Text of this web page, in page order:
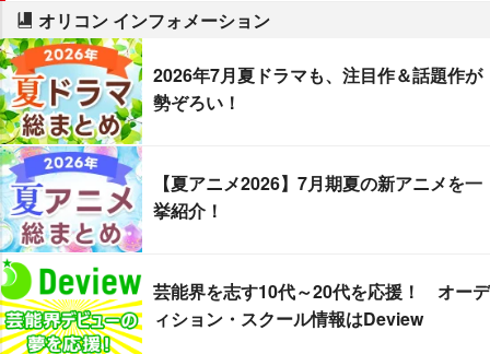
オリコン インフォメーション
2026年7月夏ドラマも、注目作＆話題作が
勢ぞろい！
【夏アニメ2026】7月期夏の新アニメを一
挙紹介！
芸能界を志す10代～20代を応援！ オーデ
ィション・スクール情報はDeview